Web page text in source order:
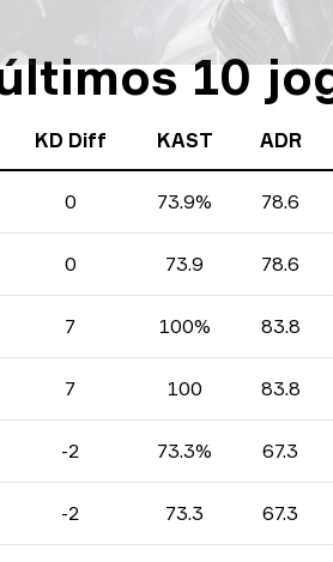
10
KD Diff KAST ADR
0 73.9% 78.6
0 73.9 78.6
7 100% 83.8
7 100 83.8
-2 73.3% 67.3
-2 73.3 67.3